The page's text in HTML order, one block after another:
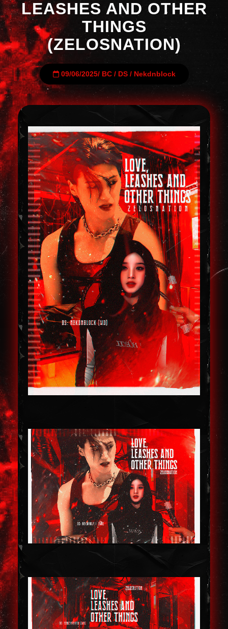
LEASHES AND OTHER
THINGS
(ZELOSNATION)
09/06/2025/ BC/ DS/ Nekdnblock